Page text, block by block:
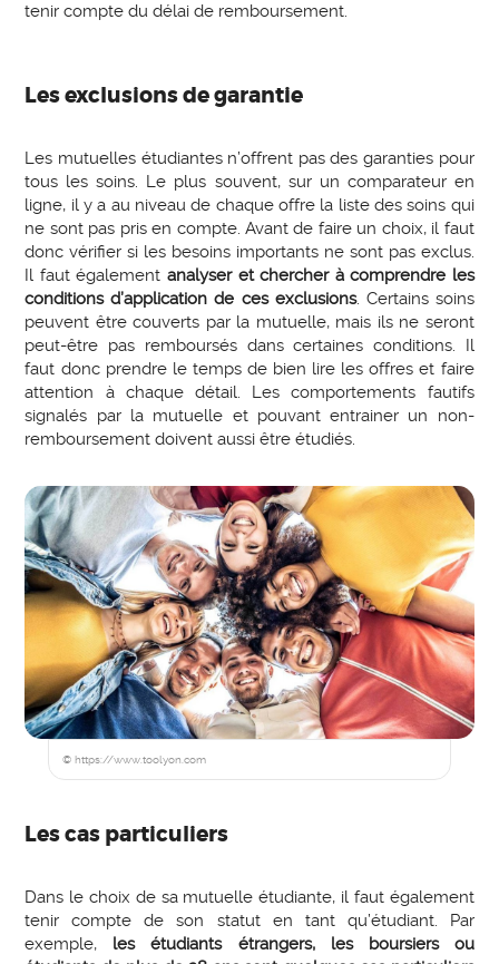
tenir compte du délai de remboursement.
Les exclusions de garantie
Les mutuelles étudiantes n’offrent pas des garanties pour
tous les soins. Le plus souvent, sur un comparateur en
ligne, il y a au niveau de chaque offre la liste des soins qui
ne sont pas pris en compte. Avant de faire un choix, il faut
donc vérifier si les besoins importants ne sont pas exclus.
Il faut également analyser et chercher à comprendre les
conditions d’application de ces exclusions. Certains soins
peuvent être couverts par la mutuelle, mais ils ne seront
peut-être pas remboursés dans certaines conditions. Il
faut donc prendre le temps de bien lire les offres et faire
attention à chaque détail. Les comportements fautifs
signalés par la mutuelle et pouvant entrainer un non-
remboursement doivent aussi être étudiés.
© https://www.toolyon.com
Les cas particuliers
Dans le choix de sa mutuelle étudiante, il faut également
tenir compte de son statut en tant qu’étudiant. Par
exemple, les étudiants étrangers, les boursiers ou